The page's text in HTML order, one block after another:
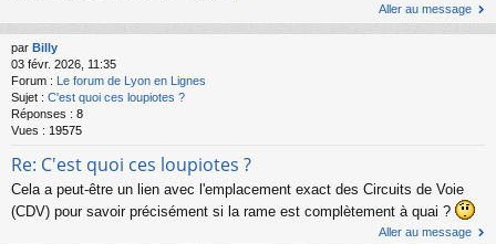
Aller au message
par Billy
03 févr. 2026, 11:35
Forum : Le forum de Lyon en Lignes
Sujet : C'est quoi ces loupiotes ?
Réponses : 8
Vues : 19575
Re: C'est quoi ces loupiotes ?
Cela a peut-être un lien avec l'emplacement exact des Circuits de Voie
(CDV) pour savoir précisément si la rame est complètement à quai ?
Aller au message